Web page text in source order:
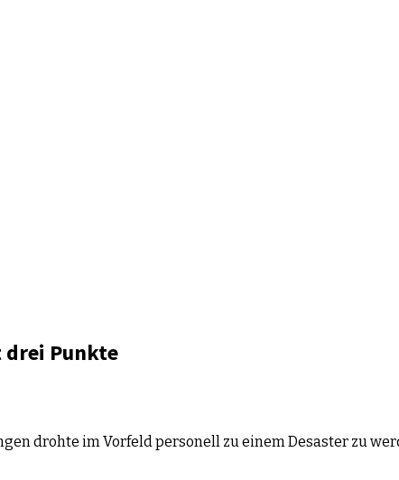
drei Punkte
drohte im Vorfeld personell zu einem Desaster zu